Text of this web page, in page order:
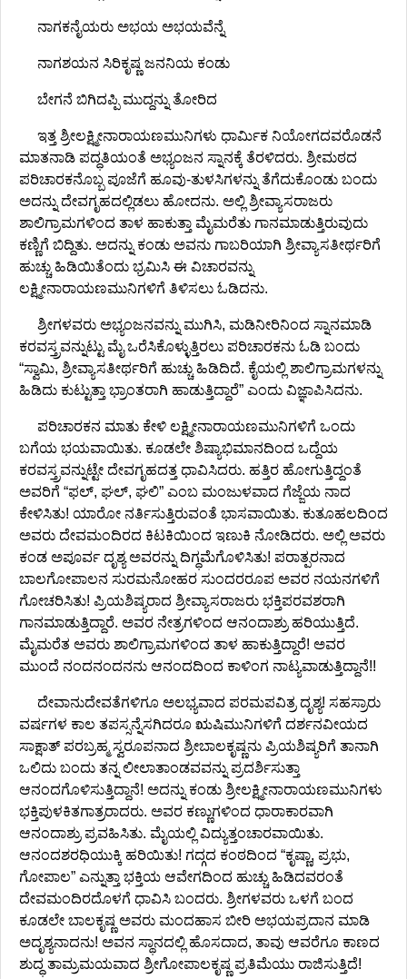
ನಾಗಕನೈಯರು ಅಭಯ ಅಭಯವೆನ್ನೆ
ನಾಗಶಯನ ಸಿರಿಕೃಷ್ಣ ಜನನಿಯ ಕಂಡು
ಬೇಗನೆ ಬಿಗಿದಪ್ಪಿ ಮುದ್ದನ್ನು ತೋರಿದ
ಇತ್ತ ಶ್ರೀಲಕ್ಷ್ಮೀನಾರಾಯಣಮುನಿಗಳು ಧಾರ್ಮಿಕ ನಿಯೋಗದವರೊಡನೆ
ಮಾತನಾಡಿ ಪದ್ಧತಿಯಂತೆ ಅಭ್ಯಂಜನ ಸ್ನಾನಕ್ಕೆ ತೆರಳಿದರು. ಶ್ರೀಮಠದ
ಪರಿಚಾರಕನೊಬ್ಬ ಪೂಜೆಗೆ ಹೂವು-ತುಳಸಿಗಳನ್ನು ತೆಗೆದುಕೊಂಡು ಬಂದು
ಅದನ್ನು ದೇವಗೃಹದಲ್ಲಿಡಲು ಹೋದನು. ಅಲ್ಲಿ ಶ್ರೀವ್ಯಾಸರಾಜರು
ಶಾಲಿಗ್ರಾಮಗಳಿಂದ ತಾಳ ಹಾಕುತ್ತಾ ಮೈಮರೆತು ಗಾನಮಾಡುತ್ತಿರುವುದು
ಕಣ್ಣಿಗೆ ಬಿದ್ದಿತು. ಅದನ್ನು ಕಂಡು ಅವನು ಗಾಬರಿಯಾಗಿ ಶ್ರೀವ್ಯಾಸತೀರ್ಥರಿಗೆ
ಹುಚ್ಚು ಹಿಡಿಯಿತೆಂದು ಭ್ರಮಿಸಿ ಈ ವಿಚಾರವನ್ನು
ಲಕ್ಷ್ಮೀನಾರಾಯಣಮುನಿಗಳಿಗೆ ತಿಳಿಸಲು ಓಡಿದನು.
ಶ್ರೀಗಳವರು ಅಭ್ಯಂಜನವನ್ನು ಮುಗಿಸಿ, ಮಡಿನೀರಿನಿಂದ ಸ್ನಾನಮಾಡಿ
ಕರವಸ್ತ್ರವನ್ನುಟ್ಟು ಮೈ ಒರೆಸಿಕೊಳ್ಳುತ್ತಿರಲು ಪರಿಚಾರಕನು ಓಡಿ ಬಂದು
“ಸ್ವಾಮಿ, ಶ್ರೀವ್ಯಾಸತೀರ್ಥರಿಗೆ ಹುಚ್ಚು ಹಿಡಿದಿದೆ. ಕೈಯಲ್ಲಿ ಶಾಲಿಗ್ರಾಮಗಳನ್ನು
ಹಿಡಿದು ಕುಟ್ಟುತ್ತಾ ಭ್ರಾಂತರಾಗಿ ಹಾಡುತ್ತಿದ್ದಾರೆ” ಎಂದು ವಿಜ್ಞಾಪಿಸಿದನು.
ಪರಿಚಾರಕನ ಮಾತು ಕೇಳಿ ಲಕ್ಷ್ಮೀನಾರಾಯಣಮುನಿಗಳಿಗೆ ಒಂದು
ಬಗೆಯ ಭಯವಾಯಿತು. ಕೂಡಲೇ ಶಿಷ್ಯಾಭಿಮಾನದಿಂದ ಒದ್ದೆಯ
ಕರವಸ್ತ್ರವನ್ನುಟ್ಟೇ ದೇವಗೃಹದತ್ತ ಧಾವಿಸಿದರು. ಹತ್ತಿರ ಹೋಗುತ್ತಿದ್ದಂತೆ
ಅವರಿಗೆ “ಫಲ್, ಘಲ್, ಘಲಿ‌” ಎಂಬ ಮಂಜುಳವಾದ ಗೆಜ್ಜೆಯ ನಾದ
ಕೇಳಿಸಿತು! ಯಾರೋ ನರ್ತಿಸುತ್ತಿರುವಂತೆ ಭಾಸವಾಯಿತು. ಕುತೂಹಲದಿಂದ
ಅವರು ದೇವಮಂದಿರದ ಕಿಟಕಿಯಿಂದ ಇಣುಕಿ ನೋಡಿದರು. ಅಲ್ಲಿ ಅವರು
ಕಂಡ ಅಪೂರ್ವ ದೃಶ್ಯ ಅವರನ್ನು ದಿಗ್ಧಮೆಗೊಳಿಸಿತು! ಪರಾತ್ಪರನಾದ
ಬಾಲಗೋಪಾಲನ ಸುರಮನೋಹರ ಸುಂದರರೂಪ ಅವರ ನಯನಗಳಿಗೆ
ಗೋಚರಿಸಿತು! ಪ್ರಿಯಶಿಷ್ಯರಾದ ಶ್ರೀವ್ಯಾಸರಾಜರು ಭಕ್ತಿಪರವಶರಾಗಿ
ಗಾನಮಾಡುತ್ತಿದ್ದಾರೆ. ಅವರ ನೇತ್ರಗಳಿಂದ ಆನಂದಾಶ್ರು ಹರಿಯುತ್ತಿದೆ.
ಮೈಮರೆತ ಅವರು ಶಾಲಿಗ್ರಾಮಗಳಿಂದ ತಾಳ ಹಾಕುತ್ತಿದ್ದಾರೆ! ಅವರ
ಮುಂದೆ ನಂದನಂದನನು ಆನಂದದಿಂದ ಕಾಳಿಂಗ ನಾಟ್ಯವಾಡುತ್ತಿದ್ದಾನೆ!!
ದೇವಾನುದೇವತೆಗಳಿಗೂ ಅಲಭ್ಯವಾದ ಪರಮಪವಿತ್ರ ದೃಶ್ಯ! ಸಹಸ್ರಾರು
ವರ್ಷಗಳ ಕಾಲ ತಪಸ್ಸನ್ನೆಸಗಿದರೂ ಋಷಿಮುನಿಗಳಿಗೆ ದರ್ಶನವೀಯದ
ಸಾಕ್ಷಾತ್ ಪರಬ್ರಹ್ಮ ಸ್ವರೂಪನಾದ ಶ್ರೀಬಾಲಕೃಷ್ಣನು ಪ್ರಿಯಶಿಷ್ಯರಿಗೆ ತಾನಾಗಿ
ಒಲಿದು ಬಂದು ತನ್ನ ಲೀಲಾತಾಂಡವವನ್ನು ಪ್ರದರ್ಶಿಸುತ್ತಾ
ಆನಂದಗೊಳಿಸುತ್ತಿದ್ದಾನೆ! ಅದನ್ನು ಕಂಡು ಶ್ರೀಲಕ್ಷ್ಮೀನಾರಾಯಣಮುನಿಗಳು
ಭಕ್ತಿಪುಳಕಿತಗಾತ್ರರಾದರು. ಅವರ ಕಣ್ಣುಗಳಿಂದ ಧಾರಾಕಾರವಾಗಿ
ಆನಂದಾಶ್ರು ಪ್ರವಹಿಸಿತು. ಮೈಯಲ್ಲಿ ವಿದ್ಯುತ್ತಂಚಾರವಾಯಿತು.
ಆನಂದಶರಧಿಯುಕ್ಕಿ ಹರಿಯಿತು! ಗದ್ಗದ ಕಂಠದಿಂದ “ಕೃಷ್ಣಾ, ಪ್ರಭು,
ಗೋಪಾಲ” ಎನ್ನುತ್ತಾ ಭಕ್ತಿಯ ಆವೇಗದಿಂದ ಹುಚ್ಚು ಹಿಡಿದವರಂತೆ
ದೇವಮಂದಿರದೊಳಗೆ ಧಾವಿಸಿ ಬಂದರು. ಶ್ರೀಗಳವರು ಒಳಗೆ ಬಂದ
ಕೂಡಲೇ ಬಾಲಕೃಷ್ಣ ಅವರು ಮಂದಹಾಸ ಬೀರಿ ಅಭಯಪ್ರದಾನ ಮಾಡಿ
ಅದೃಶ್ಯನಾದನು! ಅವನ ಸ್ಥಾನದಲ್ಲಿ ಹೊಸದಾದ, ತಾವು ಆವರೆಗೂ ಕಾಣದ
ಶುದ್ಧ ತಾಮ್ರಮಯವಾದ ಶ್ರೀಗೋಪಾಲಕೃಷ್ಣ ಪ್ರತಿಮೆಯು ರಾಜಿಸುತ್ತಿದೆ!